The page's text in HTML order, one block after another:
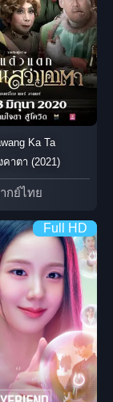
Ka Ta
าตา (2021)
กย์ไทย
Full HD